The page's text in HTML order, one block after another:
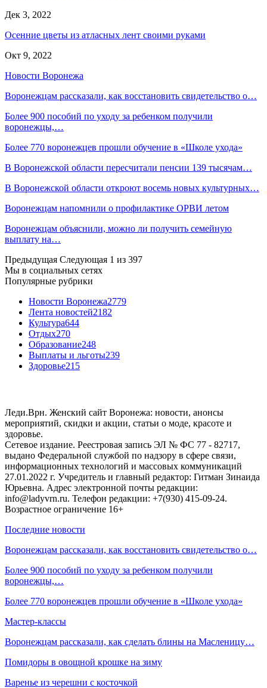
Дек 3, 2022
Осенние цветы из атласных лент своими руками
Окт 9, 2022
Новости Воронежа
Воронежцам рассказали, как восстановить свидетельство о…
Более 900 пособий по уходу за ребенком получили
воронежцы,…
Более 770 воронежцев прошли обучение в «Школе ухода»
В Воронежской области пересчитали пенсии 139 тысячам…
В Воронежской области откроют восемь новых культурных…
Воронежцам напомнили о профилактике ОРВИ летом
Воронежцам объяснили, можно ли получить семейную
выплату на…
Предыдущая Следующая 1 из 397
Мы в социальных сетях
Популярные рубрики
Новости Воронежа2779
Лента новостей2182
Культура644
Отдых270
Образование248
Выплаты и льготы239
Здоровье215
Леди.Врн. Женский сайт Воронежа: новости, анонсы
мероприятий, скидки и акции, статьи о моде, красоте и
здоровье.
Сетевое издание. Реестровая запись ЭЛ № ФС 77 - 82717,
выдано Федеральной службой по надзору в сфере связи,
информационных технологий и массовых коммуникаций
27.01.2022 г. Учредитель и главный редактор: Гитман Зинаида
Юрьевна. Адрес электронной почты редакции:
info@ladyvrn.ru. Телефон редакции: +7(930) 415-09-24.
Возрастное ограничение 16+
Последние новости
Воронежцам рассказали, как восстановить свидетельство о…
Более 900 пособий по уходу за ребенком получили
воронежцы,…
Более 770 воронежцев прошли обучение в «Школе ухода»
Мастер-классы
Воронежцам рассказали, как сделать блины на Масленицу…
Помидоры в овощной крошке на зиму
Варенье из черешни с косточкой